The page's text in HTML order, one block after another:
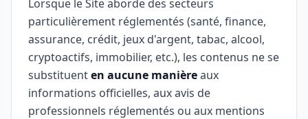
Lorsque le Site aborde des secteurs
particulièrement réglementés (santé, finance,
assurance, crédit, jeux d'argent, tabac, alcool,
cryptoactifs, immobilier, etc.), les contenus ne se
substituenten aucune manièreaux
informations officielles, aux avis de
professionnels réglementés ou aux mentions